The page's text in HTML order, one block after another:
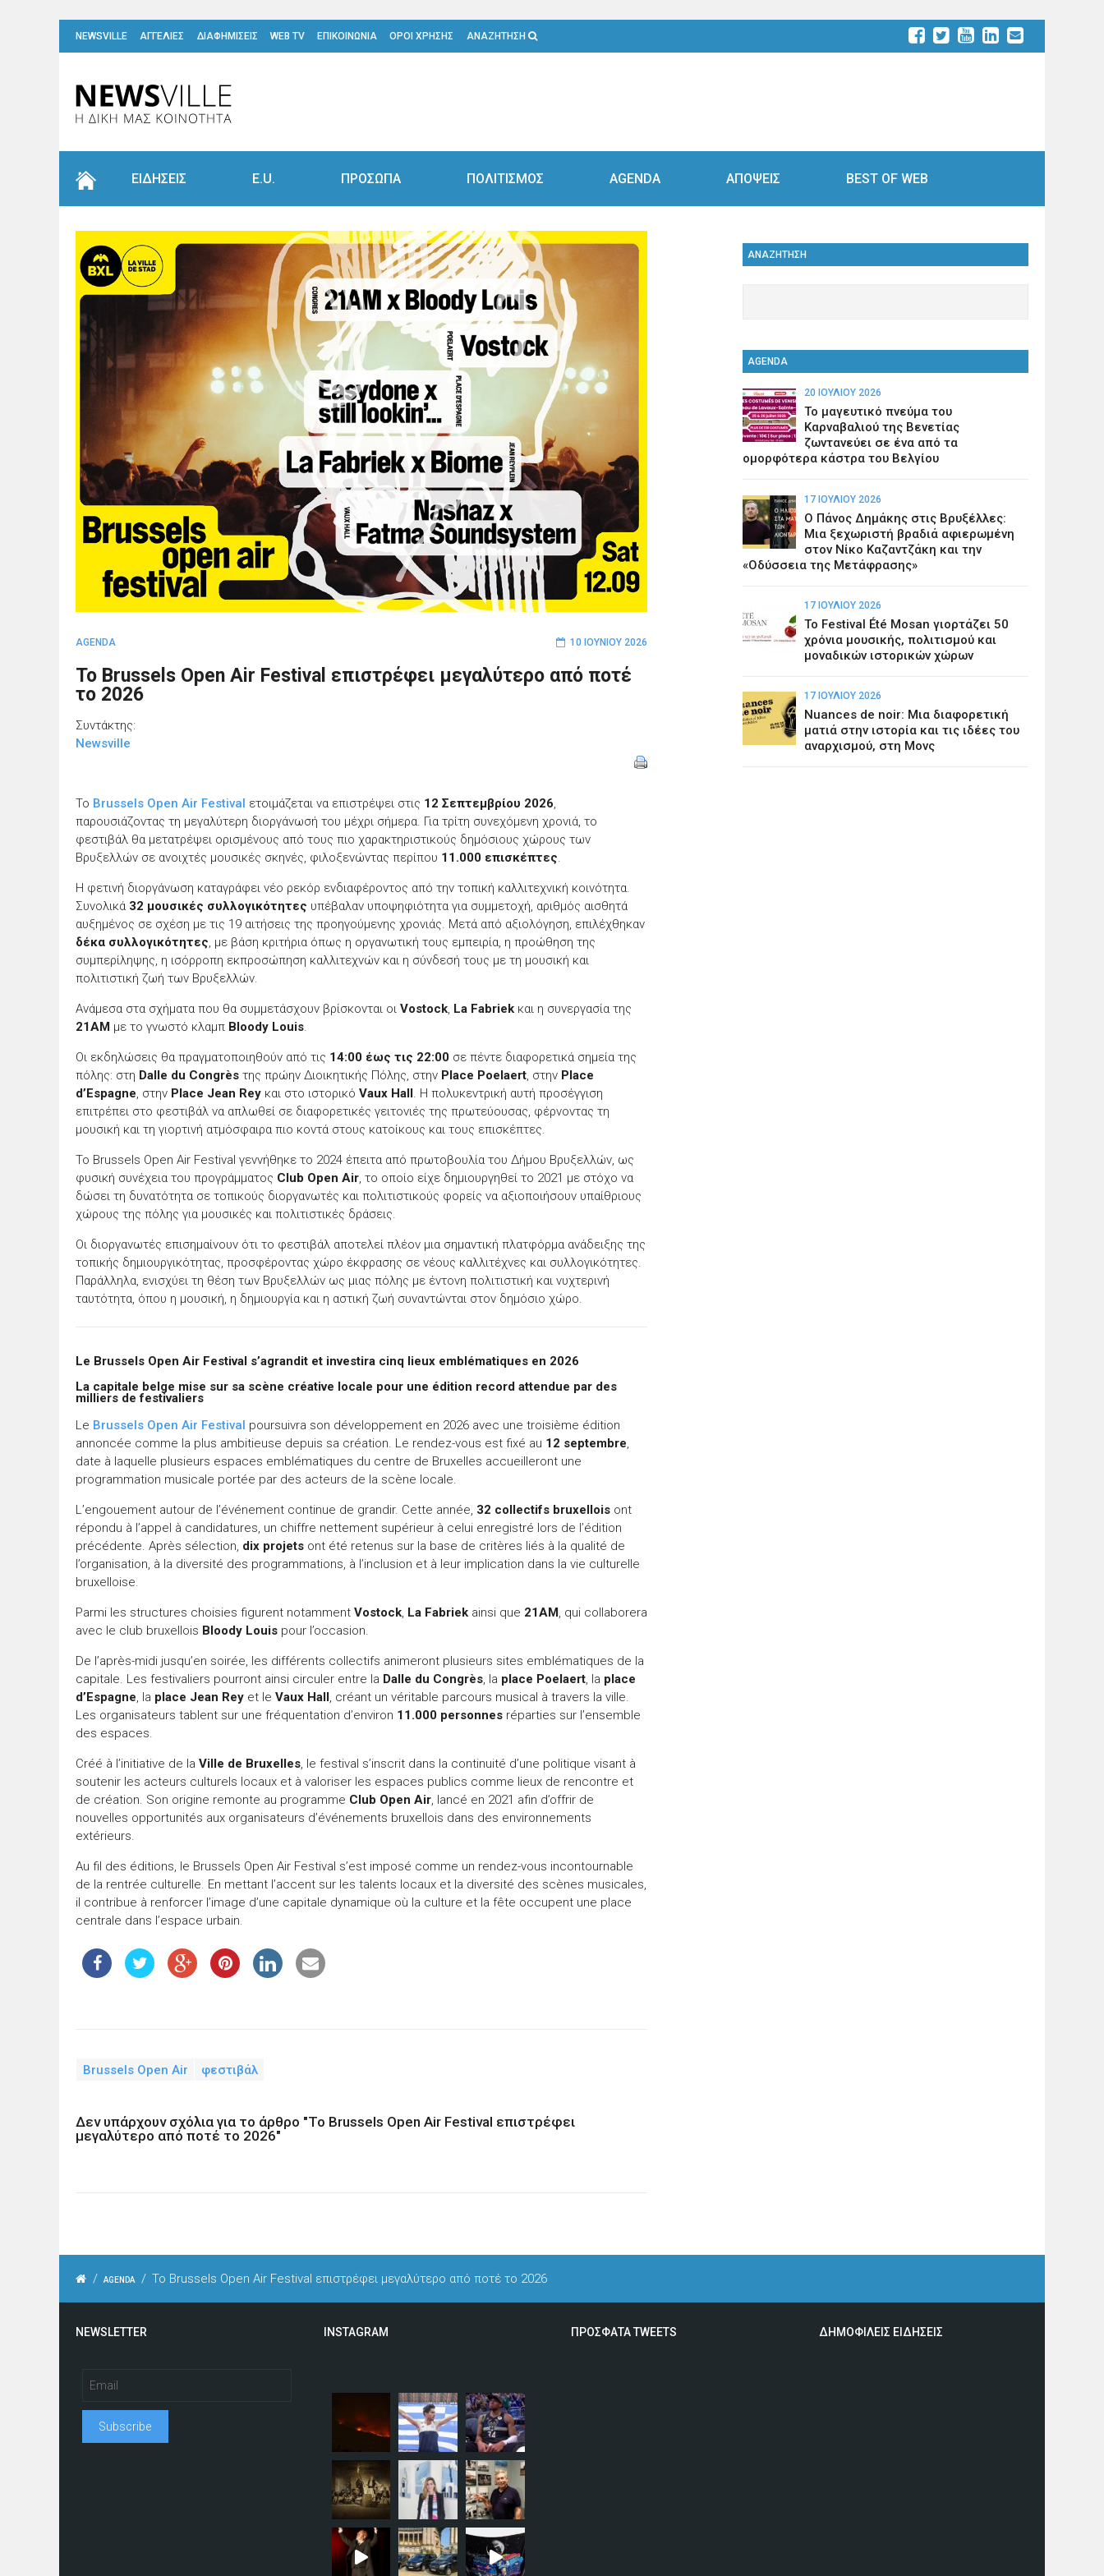
NEWSVILLE ΑΓΓΕΛΙΕΣ ΔΙΑΦΗΜΙΣΕΙΣ WEB TV ΕΠΙΚΟΙΝΩΝΙΑ ΟΡΟΙ ΧΡΗΣΗΣ ΑΝΑΖΗΤΗΣΗ
ΕΙΔΗΣΕΙΣ E.U. ΠΡΟΣΩΠΑ ΠΟΛΙΤΙΣΜΟΣ AGENDA ΑΠΟΨΕΙΣ BEST OF WEB
10 ΙΟΥΝΊΟΥ 2026
AGENDA
Το Brussels Open Air Festival επιστρέφει μεγαλύτερο από ποτέ
το 2026
Συντάκτης:
Newsville
Το Brussels Open Air Festival ετοιμάζεται να επιστρέψει στις 12 Σεπτεμβρίου 2026,
παρουσιάζοντας τη μεγαλύτερη διοργάνωσή του μέχρι σήμερα. Για τρίτη συνεχόμενη χρονιά, το
φεστιβάλ θα μετατρέψει ορισμένους από τους πιο χαρακτηριστικούς δημόσιους χώρους των
Βρυξελλών σε ανοιχτές μουσικές σκηνές, φιλοξενώντας περίπου 11.000 επισκέπτες.
Η φετινή διοργάνωση καταγράφει νέο ρεκόρ ενδιαφέροντος από την τοπική καλλιτεχνική κοινότητα.
Συνολικά 32 μουσικές συλλογικότητες υπέβαλαν υποψηφιότητα για συμμετοχή, αριθμός αισθητά
αυξημένος σε σχέση με τις 19 αιτήσεις της προηγούμενης χρονιάς. Μετά από αξιολόγηση, επιλέχθηκαν
δέκα συλλογικότητες, με βάση κριτήρια όπως η οργανωτική τους εμπειρία, η προώθηση της
συμπερίληψης, η ισόρροπη εκπροσώπηση καλλιτεχνών και η σύνδεσή τους με τη μουσική και
πολιτιστική ζωή των Βρυξελλών.
Ανάμεσα στα σχήματα που θα συμμετάσχουν βρίσκονται οι Vostock, La Fabriek και η συνεργασία της
21AM με το γνωστό κλαμπ Bloody Louis.
Οι εκδηλώσεις θα πραγματοποιηθούν από τις 14:00 έως τις 22:00 σε πέντε διαφορετικά σημεία της
πόλης: στη Dalle du Congrès της πρώην Διοικητικής Πόλης, στην Place Poelaert, στην Place
d’Espagne, στην Place Jean Rey και στο ιστορικό Vaux Hall. Η πολυκεντρική αυτή προσέγγιση
επιτρέπει στο φεστιβάλ να απλωθεί σε διαφορετικές γειτονιές της πρωτεύουσας, φέρνοντας τη
μουσική και τη γιορτινή ατμόσφαιρα πιο κοντά στους κατοίκους και τους επισκέπτες.
Το Brussels Open Air Festival γεννήθηκε το 2024 έπειτα από πρωτοβουλία του Δήμου Βρυξελλών, ως
φυσική συνέχεια του προγράμματος Club Open Air, το οποίο είχε δημιουργηθεί το 2021 με στόχο να
δώσει τη δυνατότητα σε τοπικούς διοργανωτές και πολιτιστικούς φορείς να αξιοποιήσουν υπαίθριους
χώρους της πόλης για μουσικές και πολιτιστικές δράσεις.
Οι διοργανωτές επισημαίνουν ότι το φεστιβάλ αποτελεί πλέον μια σημαντική πλατφόρμα ανάδειξης της
τοπικής δημιουργικότητας, προσφέροντας χώρο έκφρασης σε νέους καλλιτέχνες και συλλογικότητες.
Παράλληλα, ενισχύει τη θέση των Βρυξελλών ως μιας πόλης με έντονη πολιτιστική και νυχτερινή
ταυτότητα, όπου η μουσική, η δημιουργία και η αστική ζωή συναντώνται στον δημόσιο χώρο.
Le Brussels Open Air Festival s’agrandit et investira cinq lieux emblématiques en 2026
La capitale belge mise sur sa scène créative locale pour une édition record attendue par des
milliers de festivaliers
Le Brussels Open Air Festival poursuivra son développement en 2026 avec une troisième édition
annoncée comme la plus ambitieuse depuis sa création. Le rendez-vous est fixé au 12 septembre,
date à laquelle plusieurs espaces emblématiques du centre de Bruxelles accueilleront une
programmation musicale portée par des acteurs de la scène locale.
L’engouement autour de l’événement continue de grandir. Cette année, 32 collectifs bruxellois ont
répondu à l’appel à candidatures, un chiffre nettement supérieur à celui enregistré lors de l’édition
précédente. Après sélection, dix projets ont été retenus sur la base de critères liés à la qualité de
l’organisation, à la diversité des programmations, à l’inclusion et à leur implication dans la vie culturelle
bruxelloise.
Parmi les structures choisies figurent notamment Vostock, La Fabriek ainsi que 21AM, qui collaborera
avec le club bruxellois Bloody Louis pour l’occasion.
De l’après-midi jusqu’en soirée, les différents collectifs animeront plusieurs sites emblématiques de la
capitale. Les festivaliers pourront ainsi circuler entre la Dalle du Congrès, la place Poelaert, la place
d’Espagne, la place Jean Rey et le Vaux Hall, créant un véritable parcours musical à travers la ville.
Les organisateurs tablent sur une fréquentation d’environ 11.000 personnes réparties sur l’ensemble
des espaces.
Créé à l’initiative de la Ville de Bruxelles, le festival s’inscrit dans la continuité d’une politique visant à
soutenir les acteurs culturels locaux et à valoriser les espaces publics comme lieux de rencontre et
de création. Son origine remonte au programme Club Open Air, lancé en 2021 afin d’offrir de
nouvelles opportunités aux organisateurs d’événements bruxellois dans des environnements
extérieurs.
Au fil des éditions, le Brussels Open Air Festival s’est imposé comme un rendez-vous incontournable
de la rentrée culturelle. En mettant l’accent sur les talents locaux et la diversité des scènes musicales,
il contribue à renforcer l’image d’une capitale dynamique où la culture et la fête occupent une place
centrale dans l’espace urbain.
Brussels Open Air φεστιβάλ
Δεν υπάρχουν σχόλια για το άρθρο "Το Brussels Open Air Festival επιστρέφει
μεγαλύτερο από ποτέ το 2026"
ΑΝΑΖΗΤΗΣΗ
AGENDA
20 ΙΟΥΛΊΟΥ 2026
Το μαγευτικό πνεύμα του
Καρναβαλιού της Βενετίας
ζωντανεύει σε ένα από τα
ομορφότερα κάστρα του Βελγίου
17 ΙΟΥΛΊΟΥ 2026
Ο Πάνος Δημάκης στις Βρυξέλλες:
Μια ξεχωριστή βραδιά αφιερωμένη
στον Νίκο Καζαντζάκη και την
«Οδύσσεια της Μετάφρασης»
17 ΙΟΥΛΊΟΥ 2026
Το Festival Été Mosan γιορτάζει 50
χρόνια μουσικής, πολιτισμού και
μοναδικών ιστορικών χώρων
17 ΙΟΥΛΊΟΥ 2026
Nuances de noir: Μια διαφορετική
ματιά στην ιστορία και τις ιδέες του
αναρχισμού, στη Μονς
/ AGENDA / Το Brussels Open Air Festival επιστρέφει μεγαλύτερο από ποτέ το 2026
NEWSLETTER INSTAGRAM ΠΡΟΣΦΑΤΑ TWEETS ΔΗΜΟΦΙΛΕΙΣ ΕΙΔΗΣΕΙΣ